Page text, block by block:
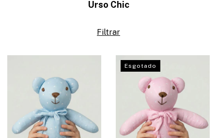
Urso Chic
Filtrar
Esgotado